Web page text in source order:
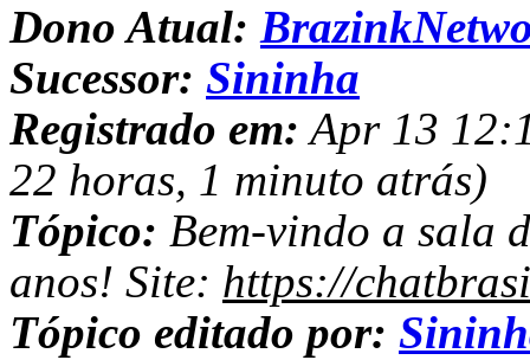
Dono Atual:
Sucessor: Sininha
Registrado em: Apr 13
22 horas, 1 minuto atrás)
Tópico: Bem-vindo a sala
anos! Site: https://
Tópico editado por: